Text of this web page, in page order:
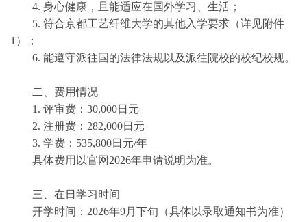
4. 身心健康，且能适应在国外学习、生活；
5. 符合京都工艺纤维大学的其他入学要求（详见附件
1）；
6. 能遵守派往国的法律法规以及派往院校的校纪校规。
二、费用情况
1. 评审费：30,000日元
2. 注册费：282,000日元
3. 学费：535,800日元/年
具体费用以官网2026年申请说明为准。
三、在日学习时间
开学时间：2026年9月下旬（具体以录取通知书为准）